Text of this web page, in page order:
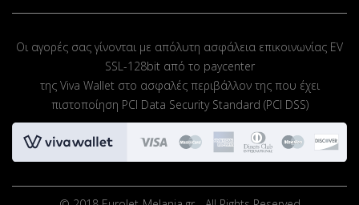
Οι αγορές σας γίνονται με απόλυτη ασφάλεια επικοινωνίας EV
SSL-128bit από το paycenter
της Viva Wallet στο ασφαλές περιβάλλον της που έχει
πιστοποίηση PCI Data Security Standard (PCI DSS)